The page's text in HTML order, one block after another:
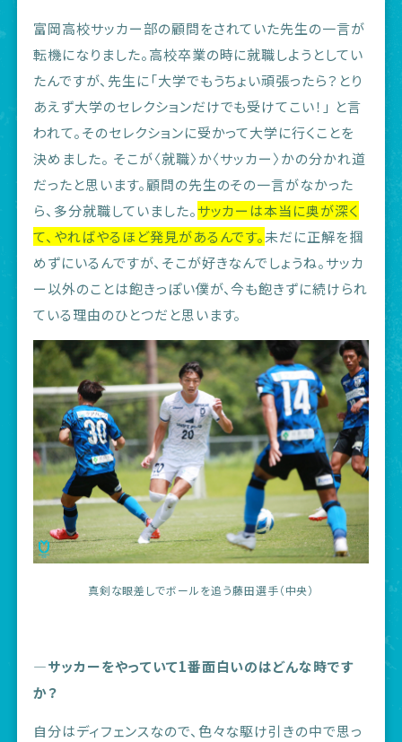
富岡高校サッカー部の顧問をされていた先生の一言が
転機になりました。高校卒業の時に就職しようとしてい
たんですが、先生に「大学でもうちょい頑張ったら？とり
あえず大学のセレクションだけでも受けてこい！」 と言
われて。そのセレクションに受かって大学に行くことを
決めました。 そこが〈就職〉か〈サッカー〉かの分かれ道
だったと思います。顧問の先生のその一言がなかった
ら、多分就職していました。サッカーは本当に奥が深く
て、やればやるほど発見があるんです。未だに正解を掴
めずにいるんですが、そこが好きなんでしょうね。サッカ
ー以外のことは飽きっぽい僕が、今も飽きずに続けられ
ている理由のひとつだと思います。
真剣な眼差しでボールを追う藤田選手（中央）
―サッカーをやっていて1番面白いのはどんな時です
か？
自分はディフェンスなので、色々な駆け引きの中で思っ